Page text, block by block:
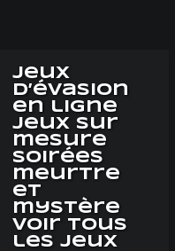
Jeux
d’évasion
en ligne
Jeux sur
mesure
Soirées
meurtre
et
mystère
Voir tous
les jeux